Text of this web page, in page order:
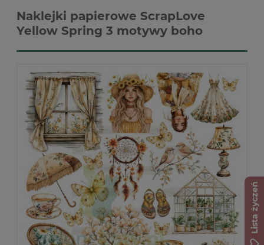
Naklejki papierowe ScrapLove
Yellow Spring 3 motywy boho
Lista życzeń